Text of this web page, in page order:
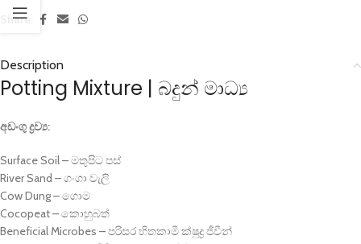
Share:
Description
Potting Mixture | බදුන් මාධ්‍ය
අඩංගු ද්‍රව්‍ය:
Surface Soil – මතුපිට පස්
River Sand – ගංගා වැලි
Cow Dung – ගොම
Cocopeat – කොහුබත්
Beneficial Microbes – පරිසර හිතකාමී ක්ෂුද්‍ර ජීවීන්